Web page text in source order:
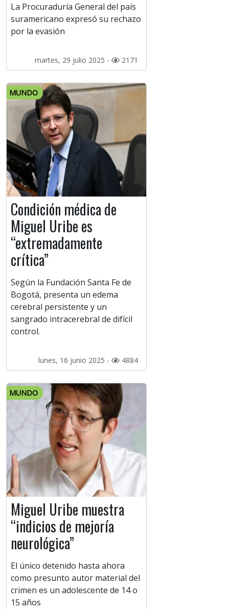
La Procuraduría General del país
suramericano expresó su rechazo
por la evasión
martes, 29 julio 2025 - 2171
MUNDO
Condición médica de
Miguel Uribe es
“extremadamente
crítica”
Según la Fundación Santa Fe de
Bogotá, presenta un edema
cerebral persistente y un
sangrado intracerebral de difícil
control.
lunes, 16 junio 2025 - 4884
MUNDO
Miguel Uribe muestra
“indicios de mejoría
neurológica”
El único detenido hasta ahora
como presunto autor material del
crimen es un adolescente de 14 o
15 años